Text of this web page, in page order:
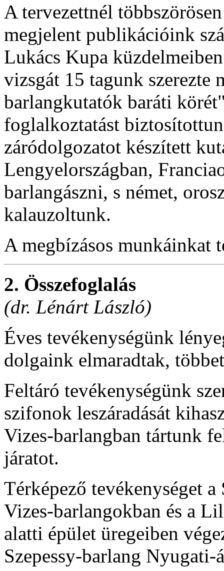
A tervezettnél
megjelent publikációink
Lukács Kupa
vizsgát 15 tagunk szerezte
barlangkutatók baráti
foglalkoztatást
záródolgozatot készített
Lengyelországban,
barlangászni, s német,
kalauzoltunk.
A megbízásos munkáinkat
2. Összefoglalás
(dr. Lénárt László)
Éves tevékenységünk
dolgaink elmaradtak,
Feltáró tevékenységünk
szifonok leszáradását
Vizes-barlangban tártunk
járatot.
Térképező tevékenységet
Vizes-barlangokban és a
alatti épület üregeiben
Szepessy-barlang Nyugati-